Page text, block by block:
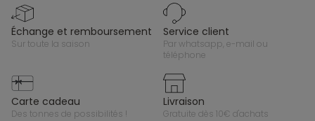
échange et remboursement
sur toute la saison
service client
par whatsapp, e-mail ou
téléphone
carte cadeau
des tonnes de possibilités !
livraison
gratuite dès 10€ d'achats